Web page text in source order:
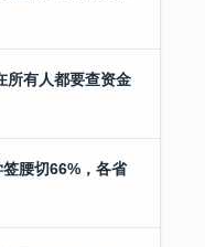
所有人都要查资金
腰切66%，各省